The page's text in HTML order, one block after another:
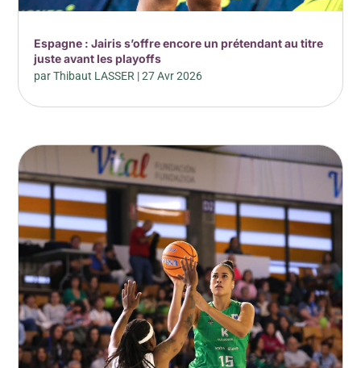
Espagne : Jairis s’offre encore un prétendant au titre
juste avant les playoffs
parThibaut LASSER |27 Avr 2026